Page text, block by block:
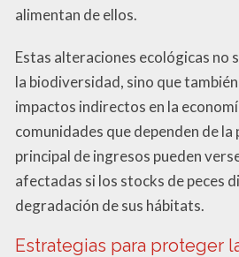
alimentan de ellos.
Estas alteraciones ecológicas no
la biodiversidad, sino que
impactos indirectos en la
comunidades que dependen de
principal de ingresos pueden
afectadas si los stocks de peces
degradación de sus hábitats.
Estrategias para proteger